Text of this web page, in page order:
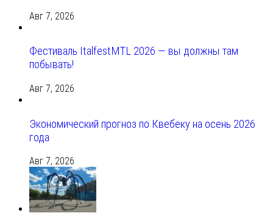
Авг 7, 2026
Фестиваль ItalfestMTL 2026 — вы должны там
побывать!
Авг 7, 2026
Экономический прогноз по Квебеку на осень 2026
года
Авг 7, 2026